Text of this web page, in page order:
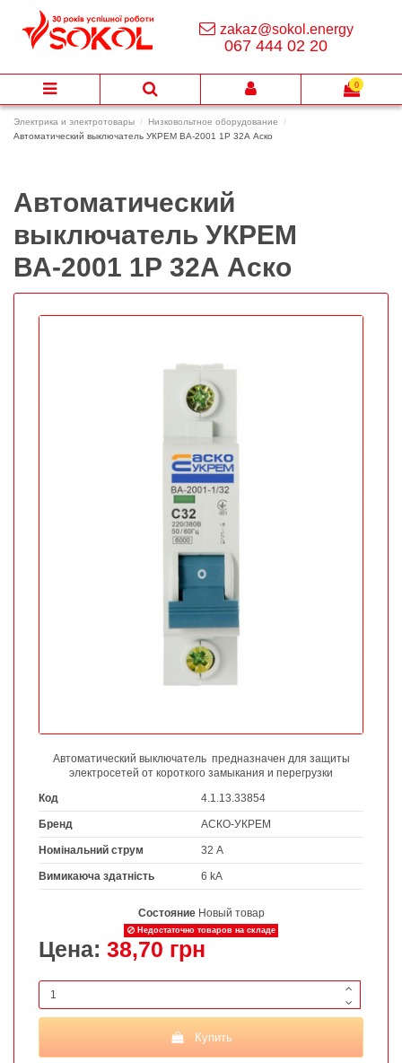
Электрика и электротовары
Низковольтное оборудование
Автоматический выключатель УКРЕМ ВА-2001 1Р 32А Аско
Автоматический
выключатель УКРЕМ
ВА-2001 1Р 32А Аско
Автоматический выключатель предназначен для защиты
электросетей от короткого замыкания и перегрузки
Код
4.1.13.33854
Бренд АСКО-УКРЕМ
Номінальний струм 32 А
Вимикаюча здатність 6 kA
Состояние Новый товар
Недостаточно товаров на складе
Цена: 38,70 грн
Купить
zakaz@sokol.energy
067 444 02 20
0